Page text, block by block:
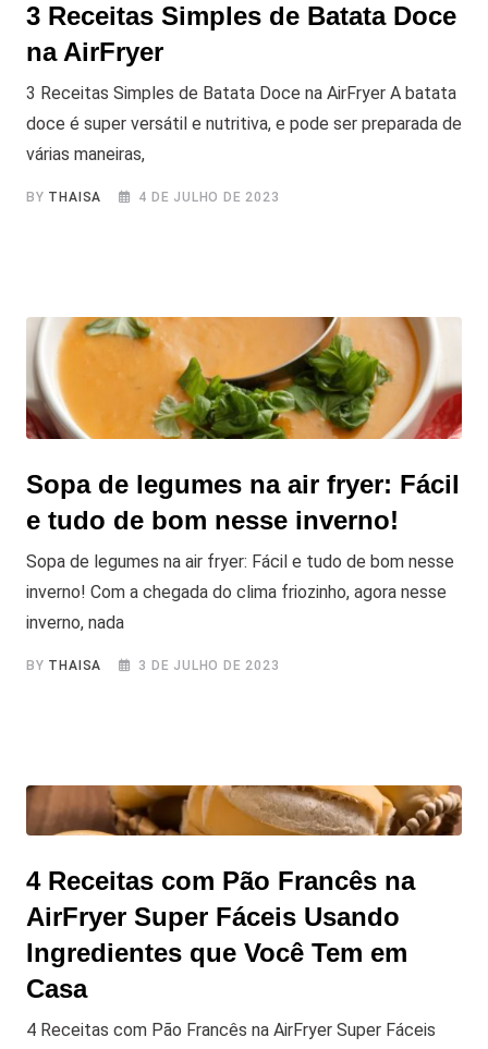
3 Receitas Simples de Batata Doce
na AirFryer
3 Receitas Simples de Batata Doce na AirFryer A batata
doce é super versátil e nutritiva, e pode ser preparada de
várias maneiras,
BY THAISA 4 DE JULHO DE 2023
Sopa de legumes na air fryer: Fácil
e tudo de bom nesse inverno!
Sopa de legumes na air fryer: Fácil e tudo de bom nesse
inverno! Com a chegada do clima friozinho, agora nesse
inverno, nada
BY THAISA 3 DE JULHO DE 2023
4 Receitas com Pão Francês na
AirFryer Super Fáceis Usando
Ingredientes que Você Tem em
Casa
4 Receitas com Pão Francês na AirFryer Super Fáceis